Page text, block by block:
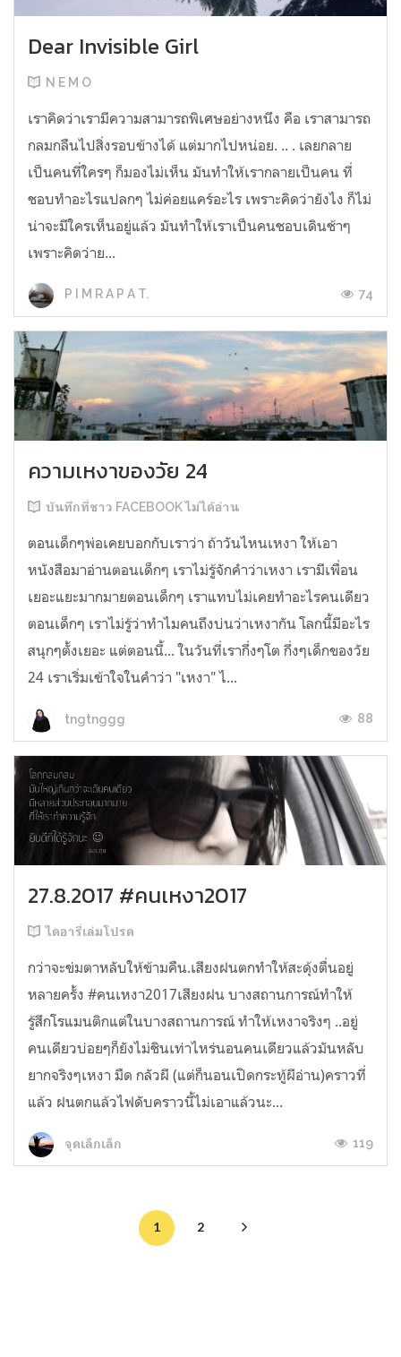
Dear Invisible Girl
N E M O
เราคิดว่าเรามีความสามารถพิเศษอย่างหนึง คือ เราสามารถ
กลมกลืนไปสิ่งรอบข้างได้ แต่มากไปหน่อย. .. . เลยกลาย
เป็นคนที่ใครๆ ก็มองไม่เห็น มันทำให้เรากลายเป็นคน ที่
ชอบทำอะไรแปลกๆ ไม่ค่อยแคร์อะไร เพราะคิดว่ายังไง ก็ไม่
น่าจะมีใครเห็นอยู่แล้ว มันทำให้เราเป็นคนชอบเดินช้าๆ
เพราะคิดว่าย...
P I M R A P A T. 74
ความเหงาของวัย 24
บันทึกที่ชาว FACEBOOK ไม่ได้อ่าน
ตอนเด็กๆพ่อเคยบอกกับเราว่า ถ้าวันไหนเหงา ให้เอา
หนังสือมาอ่านตอนเด็กๆ เราไม่รู้จักคำว่าเหงา เรามีเพื่อน
เยอะแยะมากมายตอนเด็กๆ เราแทบไม่เคยทำอะไรคนเดียว
ตอนเด็กๆ เราไม่รู้ว่าทำไมคนถึงบ่นว่าเหงากัน โลกนี้มีอะไร
สนุกๆตั้งเยอะ แต่ตอนนี้... ในวันที่เรากึ่งๆโต กึ่งๆเด็กของวัย
24 เราเริ่มเข้าใจในคำว่า "เหงา" ไ...
tngtnggg 88
27.8.2017 #คนเหงา2017
ไดอารี่เล่มโปรด
กว่าจะข่มตาหลับให้ข้ามคืน.เสียงฝนตกทำให้สะดุ้งตื่นอยู่
หลายครั้ง #คนเหงา2017เสียงฝน บางสถานการณ์ทำให้
รู้สึกโรแมนติกแต่ในบางสถานการณ์ ทำให้เหงาจริงๆ ..อยู่
คนเดียวบ่อยๆก็ยังไม่ชินเท่าไหร่นอนคนเดียวแล้วมันหลับ
ยากจริงๆเหงา มืด กลัวผี (แต่ก็นอนเปิดกระทู้ผีอ่าน)คราวที่
แล้ว ฝนตกแล้วไฟดับคราวนี้ไม่เอาแล้วนะ...
จุดเล็กเล็ก 119
1 2